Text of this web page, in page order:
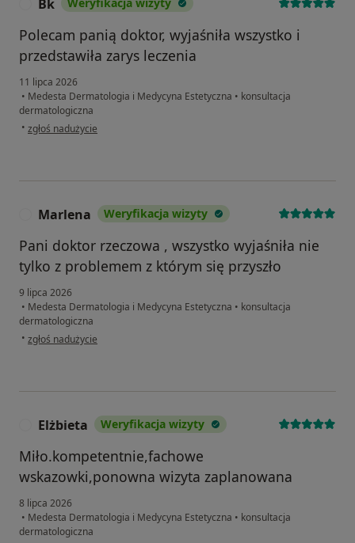
Bk
Polecam panią doktor, wyjaśniła wszystko i
przedstawiła zarys leczenia
11 lipca 2026
• Medesta Dermatologia i Medycyna Estetyczna • konsultacja
dermatologiczna
• w opinii użytkownika Bk
zgłoś nadużycie
Marlena Weryfikacja wizyty
Pani doktor rzeczowa , wszystko wyjaśniła nie
tylko z problemem z którym się przyszło
9 lipca 2026
• Medesta Dermatologia i Medycyna Estetyczna • konsultacja
dermatologiczna
• w opinii użytkownika Marlena
zgłoś nadużycie
Elżbieta Weryfikacja wizyty
Miło.kompetentnie,fachowe
wskazowki,ponowna wizyta zaplanowana
8 lipca 2026
• Medesta Dermatologia i Medycyna Estetyczna • konsultacja
dermatologiczna